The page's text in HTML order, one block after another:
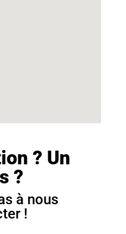
? Un
?
à nous
!